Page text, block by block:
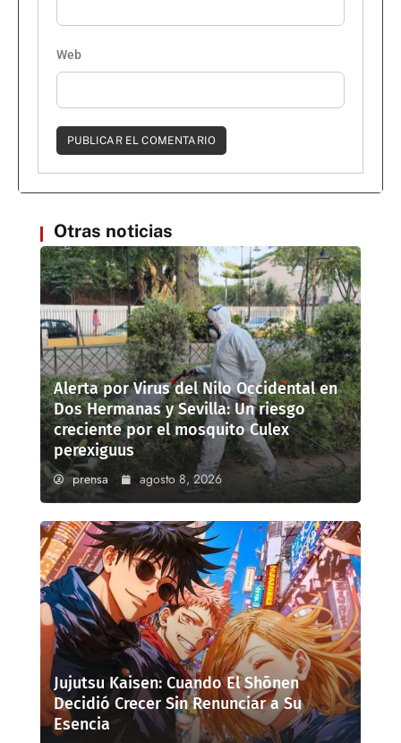
Web
Otras noticias
Alerta por Virus del Nilo Occidental en
Dos Hermanas y Sevilla: Un riesgo
creciente por el mosquito Culex
perexiguus
prensa agosto 8, 2026
Jujutsu Kaisen: Cuando El Shōnen
Decidió Crecer Sin Renunciar a Su
Esencia